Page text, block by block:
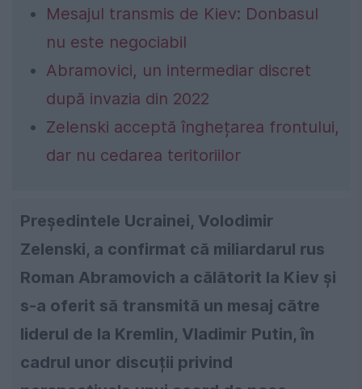
Mesajul transmis de Kiev: Donbasul
nu este negociabil
Abramovici, un intermediar discret
după invazia din 2022
Zelenski acceptă înghețarea frontului,
dar nu cedarea teritoriilor
Președintele Ucrainei, Volodimir
Zelenski, a confirmat că miliardarul rus
Roman Abramovich a călătorit la Kiev și
s-a oferit să transmită un mesaj către
liderul de la Kremlin, Vladimir Putin, în
cadrul unor discuții privind